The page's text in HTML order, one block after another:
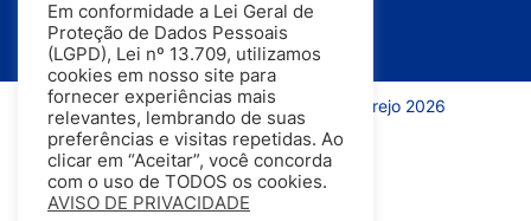
Todos os direitos reservados | InfoVarejo 2026
Em conformidade a Lei Geral de
Proteção de Dados Pessoais
(LGPD), Lei nº 13.709, utilizamos
cookies em nosso site para
fornecer experiências mais
relevantes, lembrando de suas
preferências e visitas repetidas. Ao
clicar em “Aceitar”, você concorda
com o uso de TODOS os cookies.
AVISO DE PRIVACIDADE